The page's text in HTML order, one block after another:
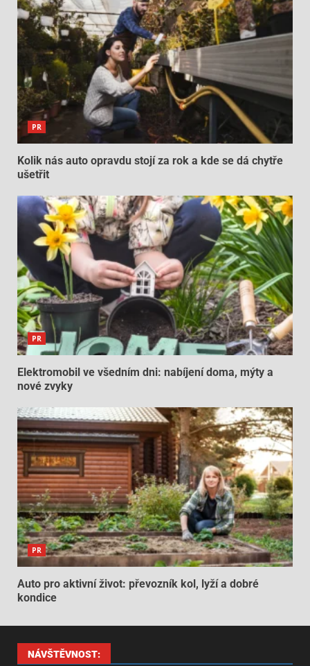
PR
Kolik nás auto opravdu stojí za rok a kde se dá chytře
ušetřit
PR
Elektromobil ve všedním dni: nabíjení doma, mýty a
nové zvyky
PR
Auto pro aktivní život: převozník kol, lyží a dobré
kondice
NÁVŠTĚVNOST: